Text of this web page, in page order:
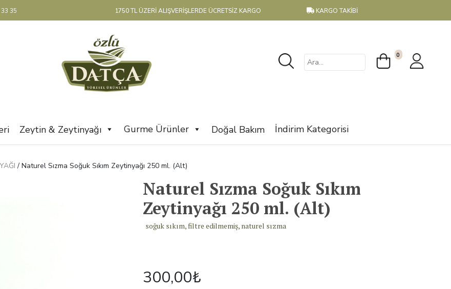
35 1750 TL ÜZERİ ALIŞVERİŞLERDE ÜCRETSİZ KARGO KARGO TAKİBİ
0
Zeytin & Zeytinyağı Gurme Ürünler Doğal Bakım İndirim Kategorisi
/ Naturel Sızma Soğuk Sıkım Zeytinyağı 250 ml. (Alt)
Naturel Sızma Soğuk Sıkım
Zeytinyağı 250 ml. (Alt)
soğuk sıkım, filtre edilmemiş, naturel sızma
300,00₺